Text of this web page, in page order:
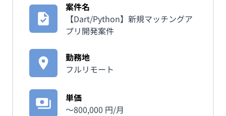
案件名
【Dart/Python】新規マッチングア
プリ開発案件
勤務地
フルリモート
単価
〜800,000 円/月